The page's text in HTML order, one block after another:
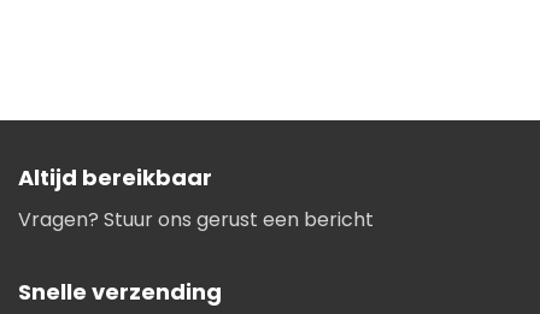
Altijd bereikbaar
Vragen? Stuur ons gerust een bericht
Snelle verzending